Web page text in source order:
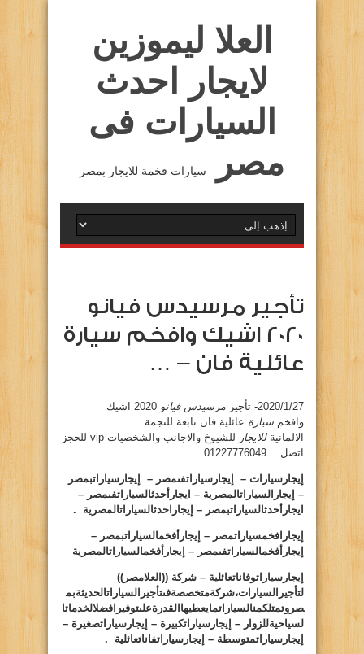
العلا ليموزين
لايجار احدث
السيارات فى
مصر
سيارات فخمة للايجار بمصر
تأجير مرسيدس فيانو
2020 اشيك وافخم سيارة
عائلية فان – …
2020/1/27- تأجير مرسيدس فيانو
2020 اشيك
وافخم سيارة عائلية فان تابعة للنجمة
الالمانيةللايجار
للشيوخ والاجانب والشخصيات vip للحجز
اتصل …01227776049
إيجارسيارات – إيجارسياراتفىمصر – إيجارسياراتبمصر
– إيجارالسياراتالمصرية – ايجارأحدثالسياراتفىمصر –
ايجارأحدثالسياراتبمصر – إيجاراحدثالسياراتالمصرية .
إيجارافخمسياراتمصر – إيجارأفخمالسياراتبمصر –
إيجارأفخمالسياراتفىمصر – إيجارأفخمالسياراتالمصرية
إيجارسياراتوفاناتعائلية – شركة ((العلامصر))
لتأجيرالسيارات،شركةمتخصصةفىتأجيرالسياراتالحديثةبم
صروتمتلكمنالسياراتمايعطيهاالقدرةعلىتوفيرافضلالخدماتا
لسياحيةللزوار – إيجارسياراتكبيرة – إيجارسياراتصغيرة –
إيجارسياراتمتوسطة – إيجارسياراتفاناتعائلية .